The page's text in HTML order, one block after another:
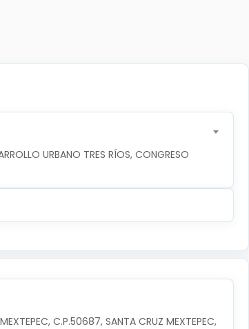
URBANO TRES RÍOS, CONGRESO
C.P.50687, SANTA CRUZ MEXTEPEC,